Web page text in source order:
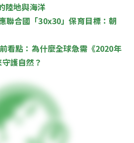
陸地與海洋
聯合國「30x30」保育目標：朝
看點：為什麼全球急需《2020年
護自然？